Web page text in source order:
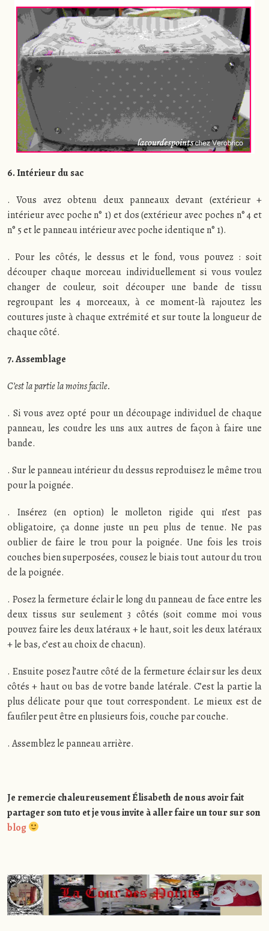
6. Intérieur du sac
. Vous avez obtenu deux panneaux devant (extérieur +
intérieur avec poche n° 1) et dos (extérieur avec poches n° 4 et
n° 5 et le panneau intérieur avec poche identique n° 1).
. Pour les côtés, le dessus et le fond, vous pouvez : soit
découper chaque morceau individuellement si vous voulez
changer de couleur, soit découper une bande de tissu
regroupant les 4 morceaux, à ce moment-là rajoutez les
coutures juste à chaque extrémité et sur toute la longueur de
chaque côté.
7. Assemblage
C’est la partie la moins facile.
. Si vous avez opté pour un découpage individuel de chaque
panneau, les coudre les uns aux autres de façon à faire une
bande.
. Sur le panneau intérieur du dessus reproduisez le même trou
pour la poignée.
. Insérez (en option) le molleton rigide qui n’est pas
obligatoire, ça donne juste un peu plus de tenue. Ne pas
oublier de faire le trou pour la poignée. Une fois les trois
couches bien superposées, cousez le biais tout autour du trou
de la poignée.
. Posez la fermeture éclair le long du panneau de face entre les
deux tissus sur seulement 3 côtés (soit comme moi vous
pouvez faire les deux latéraux + le haut, soit les deux latéraux
+ le bas, c’est au choix de chacun).
. Ensuite posez l’autre côté de la fermeture éclair sur les deux
côtés + haut ou bas de votre bande latérale. C’est la partie la
plus délicate pour que tout correspondent. Le mieux est de
faufiler peut être en plusieurs fois, couche par couche.
. Assemblez le panneau arrière.
Je remercie chaleureusement Élisabeth de nous avoir fait
partager son tuto et je vous invite à aller faire un tour sur son
blog